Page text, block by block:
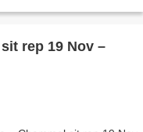
rep 19 Nov –